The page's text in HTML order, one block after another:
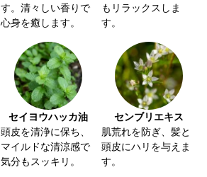
す。清々しい香りで
心身を癒します。
もリラックスしま
す。
セイヨウハッカ油
頭皮を清浄に保ち、
マイルドな清涼感で
気分もスッキリ。
センブリエキス
肌荒れを防ぎ、髪と
頭皮にハリを与えま
す。